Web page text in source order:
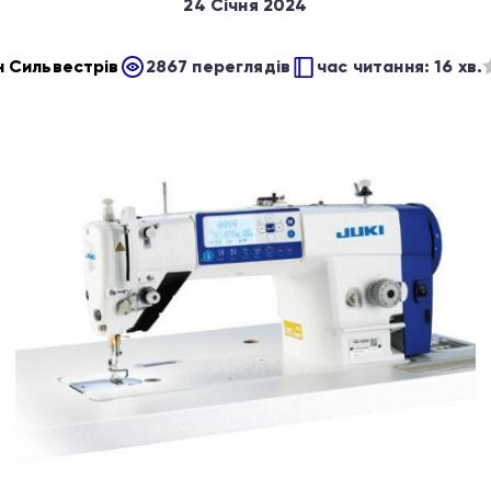
24 Січня 2024
Сильвестрів 2867 переглядів час читання: 16 хв.